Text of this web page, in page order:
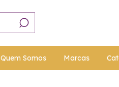
Quem Somos Marcas